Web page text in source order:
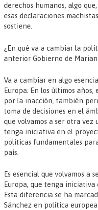
derechos humanos, algo
esas declaraciones
sostiene.
¿En qué va a cambiar la
anterior Gobierno de
Va a cambiar en algo
Europa. En los últimos
por la inacción, también
toma de decisiones en el
que volvamos a ser otra vez
tenga iniciativa en el
políticas fundamentales
país.
Es esencial que volvamos a
Europa, que tenga
Esta diferencia se ha
Sánchez en política